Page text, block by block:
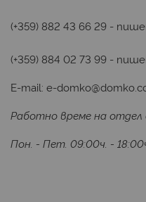
(+359) 882 43 66 29 -
(+359) 884 02 73 99 -
E-mail: e-
Работно време на отдел
Пон. - Пет. 09:00ч. -